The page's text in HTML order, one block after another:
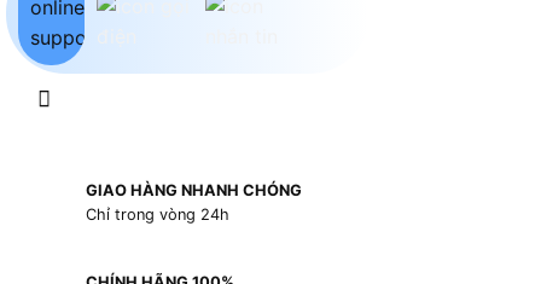
GIAO HÀNG NHANH CHÓNG
Chỉ trong vòng 24h